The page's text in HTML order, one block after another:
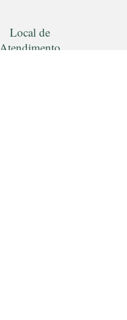
Local de
Atendimento